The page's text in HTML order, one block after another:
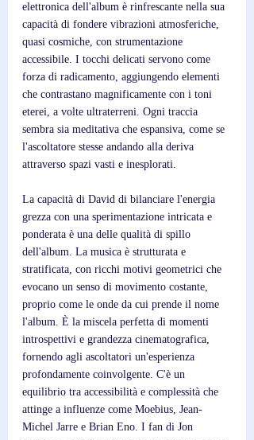
elettronica dell'album è rinfrescante nella sua
capacità di fondere vibrazioni atmosferiche,
quasi cosmiche, con strumentazione
accessibile. I tocchi delicati servono come
forza di radicamento, aggiungendo elementi
che contrastano magnificamente con i toni
eterei, a volte ultraterreni. Ogni traccia
sembra sia meditativa che espansiva, come se
l'ascoltatore stesse andando alla deriva
attraverso spazi vasti e inesplorati.
La capacità di David di bilanciare l'energia
grezza con una sperimentazione intricata e
ponderata è una delle qualità di spillo
dell'album. La musica è strutturata e
stratificata, con ricchi motivi geometrici che
evocano un senso di movimento costante,
proprio come le onde da cui prende il nome
l'album. È la miscela perfetta di momenti
introspettivi e grandezza cinematografica,
fornendo agli ascoltatori un'esperienza
profondamente coinvolgente. C'è un
equilibrio tra accessibilità e complessità che
attinge a influenze come Moebius, Jean-
Michel Jarre e Brian Eno. I fan di Jon